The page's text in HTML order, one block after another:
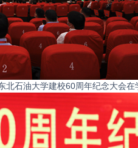
北石油大学建校60周年纪念大会